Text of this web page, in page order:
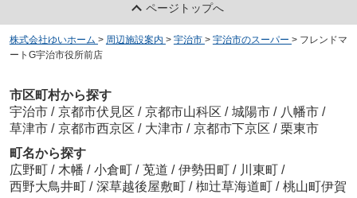
ページトップへ
株式会社ゆいホーム > 周辺施設案内 > 宇治市 > 宇治市のスーパー > フレンドマ
ートG宇治市役所前店
市区町村から探す
宇治市 / 京都市伏見区 / 京都市山科区 / 城陽市 / 八幡市 /
草津市 / 京都市西京区 / 大津市 / 京都市下京区 / 栗東市
町名から探す
広野町 / 木幡 / 小倉町 / 莵道 / 伊勢田町 / 川東町 /
西野大鳥井町 / 深草越後屋敷町 / 椥辻草海道町 / 桃山町伊賀